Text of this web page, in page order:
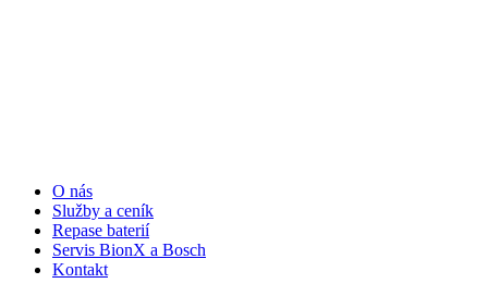
O nás
Služby a ceník
Repase baterií
Servis BionX a Bosch
Kontakt